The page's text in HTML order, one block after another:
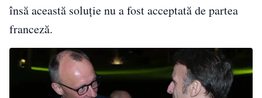
însă această soluție nu a fost acceptată de partea
franceză.